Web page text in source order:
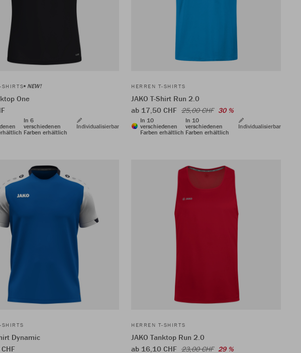
SHIRTS NEW!
One
In 6
verschiedenen
Farben erhältlich
Individualisierbar
HERREN T-SHIRTS
JAKO T-Shirt Run 2.0
ab 17,50 CHF 25,00 CHF 30 %
In 10
verschiedenen
Farben erhältlich
In 10
verschiedenen
Farben erhältlich
Individualisierbar
SHIRTS
Dynamic
HERREN T-SHIRTS
JAKO Tanktop Run 2.0
ab 16,10 CHF 23,00 CHF 29 %